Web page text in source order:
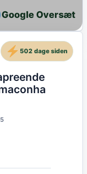
Google Oversæt
502 dage siden